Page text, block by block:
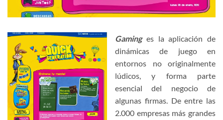
Gaming es la aplicación de
dinámicas de juego en
entornos no originalmente
lúdicos, y forma parte
esencial del negocio de
algunas firmas. De entre las
2.000 empresas más grandes